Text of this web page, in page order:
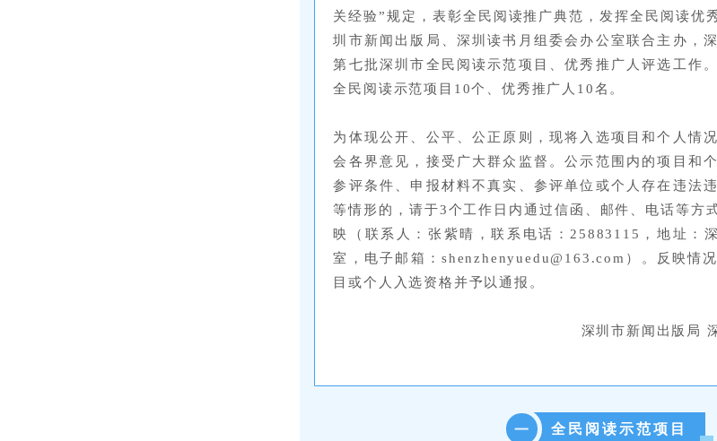
关经验”规定，表彰全民阅读推广典范，发挥全民阅读优
圳市新闻出版局、深圳读书月组委会办公室联合主办，
第七批深圳市全民阅读示范项目、优秀推广人评选工作
全民阅读示范项目10个、优秀推广人10名。
为体现公开、公平、公正原则，现将入选项目和个人情
会各界意见，接受广大群众监督。公示范围内的项目和
参评条件、申报材料不真实、参评单位或个人存在违法
等情形的，请于3个工作日内通过信函、邮件、电话等方
映（联系人：张紫晴，联系电话：25883115，地址：
室，电子邮箱：shenzhenyuedu@163.com）。
反映情
目或个人入选资格并予以通报。
深圳市新闻出版局
一 全民阅读示范项目